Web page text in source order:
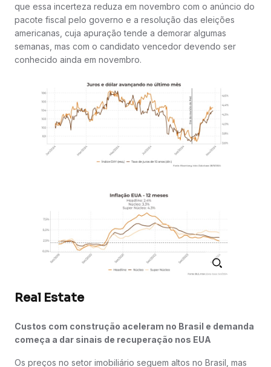
que essa incerteza reduza em novembro com o anúncio do
pacote fiscal pelo governo e a resolução das eleições
americanas, cuja apuração tende a demorar algumas
semanas, mas com o candidato vencedor devendo ser
conhecido ainda em novembro.
Real Estate
Custos com construção aceleram no Brasil e demanda
começa a dar sinais de recuperação nos EUA
Os preços no setor imobiliário seguem altos no Brasil, mas